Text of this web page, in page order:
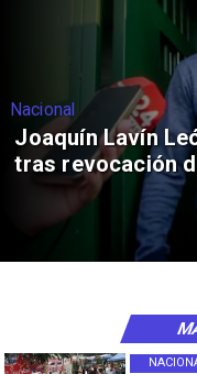
Nacional
Joaquín Lavín
tras revocación